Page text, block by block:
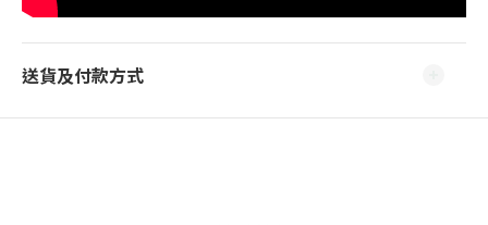
送貨及付款方式